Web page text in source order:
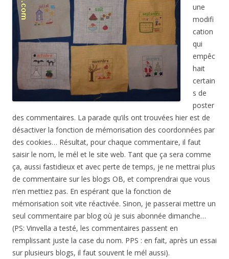
une
modifi
cation
qui
empêc
hait
certain
s de
poster
des commentaires. La parade qu’ils ont trouvées hier est de
désactiver la fonction de mémorisation des coordonnées par
des cookies… Résultat, pour chaque commentaire, il faut
saisir le nom, le mél et le site web. Tant que ça sera comme
ça, aussi fastidieux et avec perte de temps, je ne mettrai plus
de commentaire sur les blogs OB, et comprendrai que vous
n’en mettiez pas. En espérant que la fonction de
mémorisation soit vite réactivée. Sinon, je passerai mettre un
seul commentaire par blog où je suis abonnée dimanche…
(PS: Vinvella a testé, les commentaires passent en
remplissant juste la case du nom. PPS : en fait, après un essai
sur plusieurs blogs, il faut souvent le mél aussi).